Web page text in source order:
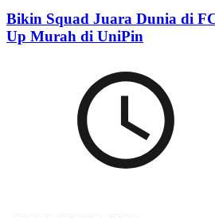
Bikin Squad Juara Dunia di
Up Murah di UniPin